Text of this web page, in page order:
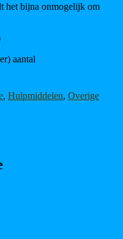
het bijna onmogelijk om
aantal
, Hulpmiddelen, Overige